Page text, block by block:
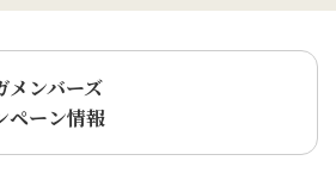
メンバーズ
ペーン情報